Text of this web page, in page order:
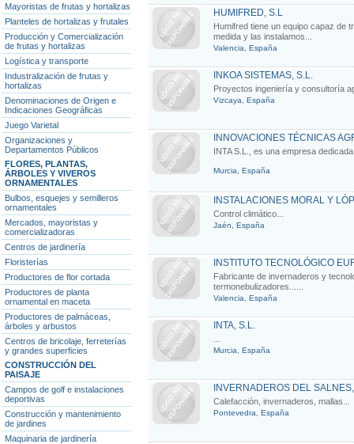
Mayoristas de frutas y hortalizas
Planteles de hortalizas y frutales
Producción y Comercialización
de frutas y hortalizas
Logística y transporte
Industralización de frutas y
hortalizas
Denominaciones de Origen e
Indicaciones Geográficas
Juego Varietal
Organizaciones y
Departamentos Públicos
FLORES, PLANTAS,
ÁRBOLES Y VIVEROS
ORNAMENTALES
Bulbos, esquejes y semilleros
ornamentales
Mercados, mayoristas y
comercializadoras
Centros de jardinería
Floristerías
Productores de flor cortada
Productores de planta
ornamental en maceta
Productores de palmáceas,
árboles y arbustos
Centros de bricolaje, ferreterías
y grandes superficies
CONSTRUCCIÓN DEL
PAISAJE
Campos de golf e instalaciones
deportivas
Construcción y mantenimiento
de jardines
Maquinaria de jardinería
HUMIFRED, S.L
Humifred tiene un equipo capaz de
medida y las instalamos...
Valencia, España
INKOA SISTEMAS, S.L.
Proyectos ingeniería y consultoría
Vizcaya, España
INNOVACIONES TÉCNICAS
INTA S.L., es una empresa
Murcia, España
INSTALACIONES MORAL Y
Control climático...
Jaén, España
INSTITUTO TECNOLÓGICO
Fabricante de invernaderos y
termonebulizadores......
Valencia, España
INTA, S.L.
Murcia, España
INVERNADEROS DEL
Calefacción, invernaderos, mallas...
Pontevedra, España